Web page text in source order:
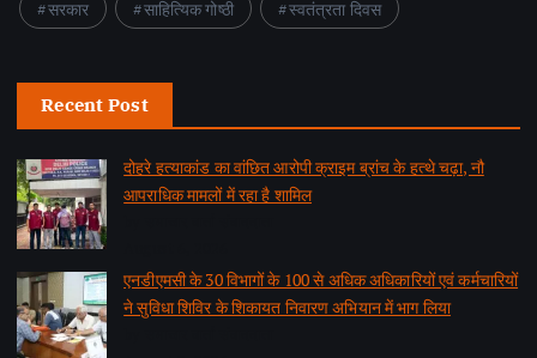
सरकार
साहित्यिक गोष्ठी स्वतंत्रता दिवस
Recent Post
दोहरे हत्याकांड का वांछित आरोपी क्राइम ब्रांच के हत्थे चढ़ा, नौ
आपराधिक मामलों में रहा है शामिल
एनडीएमसी के 30 विभागों के 100 से अधिक अधिकारियों एवं कर्मचारियों
ने सुविधा शिविर के शिकायत निवारण अभियान में भाग लिया